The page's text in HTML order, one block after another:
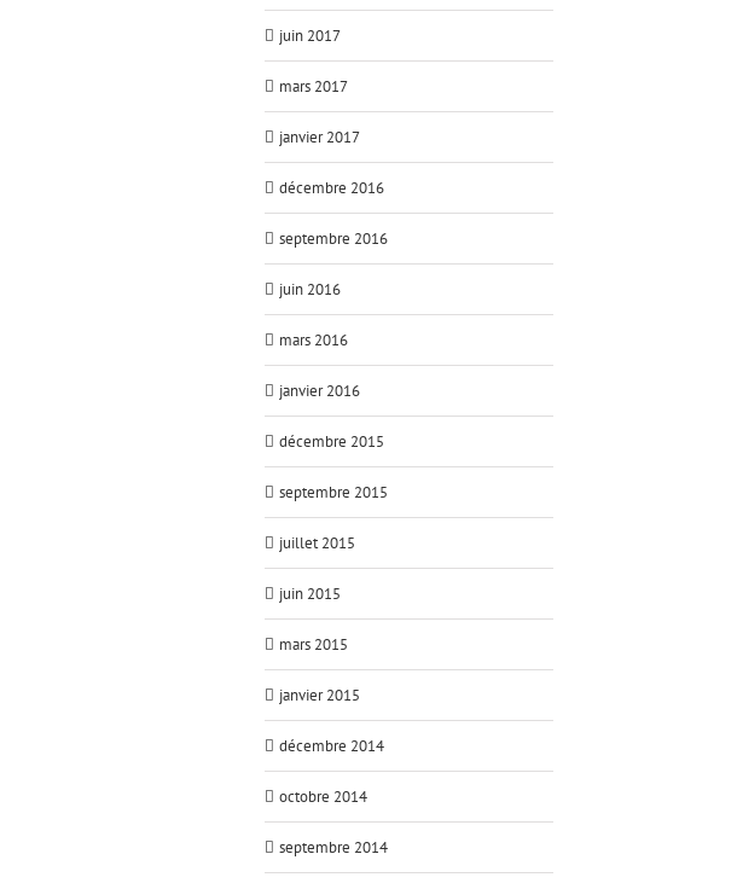
juin 2017
mars 2017
janvier 2017
décembre 2016
septembre 2016
juin 2016
mars 2016
janvier 2016
décembre 2015
septembre 2015
juillet 2015
juin 2015
mars 2015
janvier 2015
décembre 2014
octobre 2014
septembre 2014